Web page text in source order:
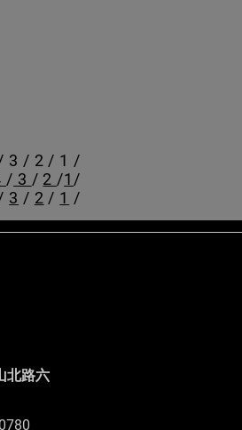
3 / 2 / 1 /
/ 3 / 2 /1 /
3 / 2 / 1 /
北路六